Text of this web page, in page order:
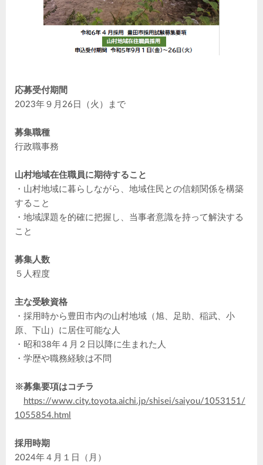
応募受付期間
2023年９月26日（火）まで
募集職種
行政職事務
山村地域在住職員に期待すること
・山村地域に暮らしながら、地域住民との信頼関係を構築
すること
・地域課題を的確に把握し、当事者意識を持って解決する
こと
募集人数
５人程度
主な受験資格
・採用時から豊田市内の山村地域（旭、足助、稲武、小
原、下山）に居住可能な人
・昭和38年４月２日以降に生まれた人
・学歴や職務経験は不問
※募集要項はコチラ
https://www.city.toyota.aichi.jp/shisei/saiyou/1053151/
1055854.html
採用時期
2024年４月１日（月）